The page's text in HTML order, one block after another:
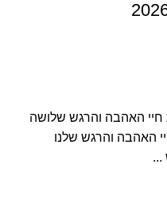
חיי האהבה והרגש שלושה
האהבה והרגש שלנו
...